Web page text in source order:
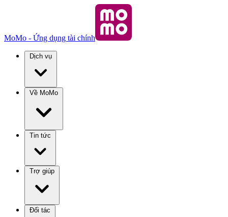
MoMo - Ứng dụng tài chính
Dịch vụ
Về MoMo
Tin tức
Trợ giúp
Đối tác